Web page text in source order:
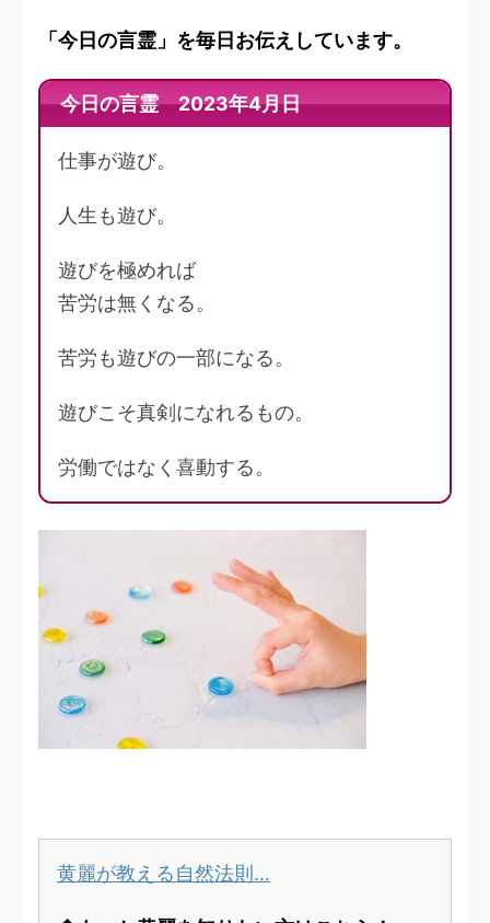
「今日の言霊」を毎日お伝えしています。
今日の言霊 2023年4月日
仕事が遊び。
人生も遊び。
遊びを極めれば
苦労は無くなる。
苦労も遊びの一部になる。
遊びこそ真剣になれるもの。
労働ではなく喜動する。
黄麗が教える自然法則…